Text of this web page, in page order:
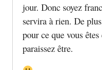
jour. Donc soyez
servira à rien. De
pour ce que vous
paraissez être.